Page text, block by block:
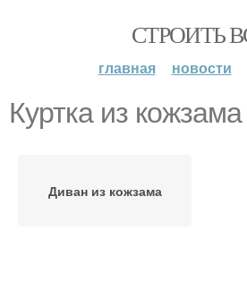
СТРОИТЬ
главная новости
Куртка из кожзама
Диван из кожзама